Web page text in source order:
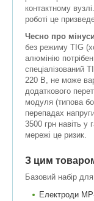
контактному
роботі це
Чесно про
без режиму TIG
алюмінію
спеціалізований
220 В, не може
додаткового
модуля (типова
перепадах
3500 грн навіть у
мережі це ризик.
З цим
Базовий набір для
Електроди